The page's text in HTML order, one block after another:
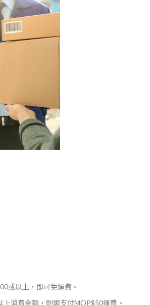
或以上，即可免運費。
上消費金額，則需支付MOP$50運費。